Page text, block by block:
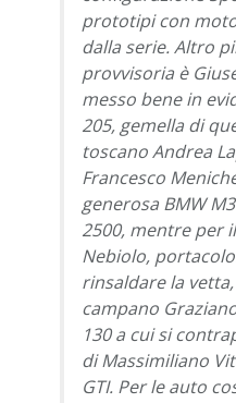
prototipi con
dalla serie. Altro
provvisoria è
messo bene in
205, gemella di
toscano Andrea
Francesco
generosa BMW
2500, mentre per
Nebiolo,
rinsaldare la vetta,
campano
130 a cui si
di Massimiliano
GTI. Per le auto